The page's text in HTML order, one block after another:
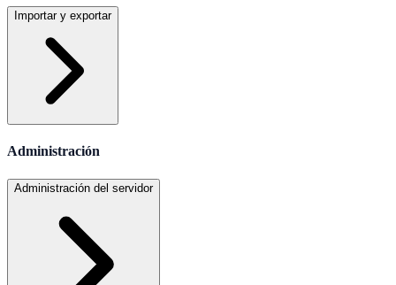
Importar y exportar
Administración
Administración del servidor